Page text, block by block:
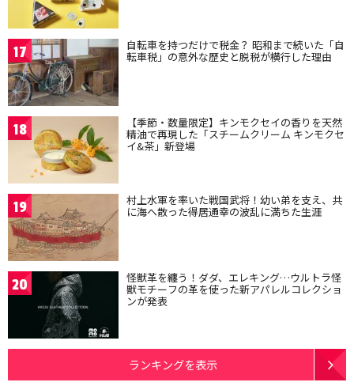
17 自転車を持つだけで税金？ 昭和まで続いた「自
転車税」の意外な歴史と脱税が横行した理由
18 【季節・数量限定】キンモクセイの香りを天然
精油で再現した「スチームクリーム キンモクセ
イ&茶」新登場
19 村上水軍を率いた戦国武将！幼い弟を支え、共
に海へ散った得居通幸の波乱に満ちた生涯
20 怪獣革を纏う！ダダ、エレキング…ウルトラ怪
獣モチーフの革を使った新アパレルコレクショ
ンが発表
ランキングを表示